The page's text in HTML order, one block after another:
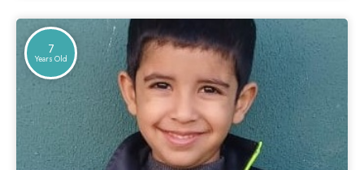
7
Years Old